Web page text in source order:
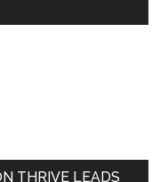
THRIVE LEADS